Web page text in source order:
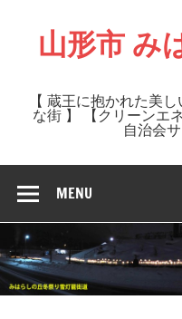
content山形市 み
【 蔵王に抱かれた美
な街 】 【クリーンエ
自治会
MENU